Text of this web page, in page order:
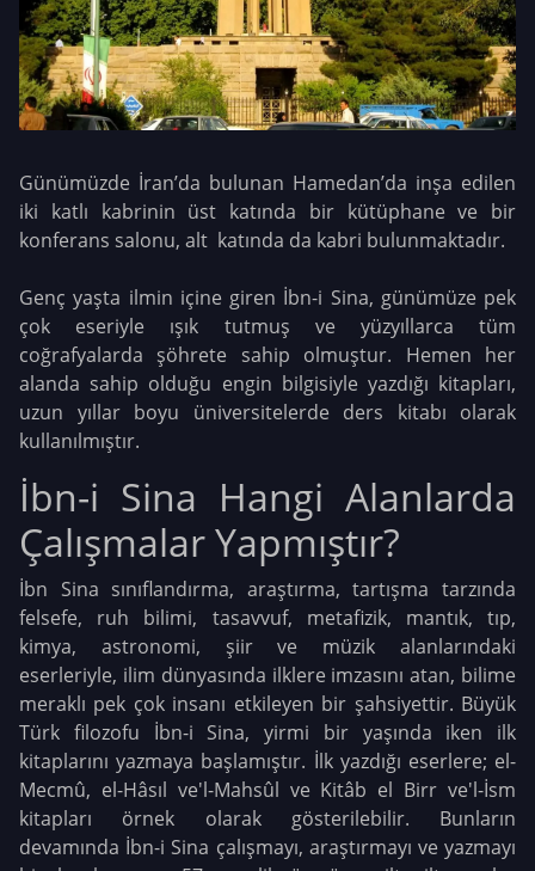
Günümüzde İran’da bulunan Hamedan’da inşa edilen
iki katlı kabrinin üst katında bir kütüphane ve bir
konferans salonu, alt katında da kabri bulunmaktadır.
Genç yaşta ilmin içine giren İbn-i Sina, günümüze pek
çok eseriyle ışık tutmuş ve yüzyıllarca tüm
coğrafyalarda şöhrete sahip olmuştur. Hemen her
alanda sahip olduğu engin bilgisiyle yazdığı kitapları,
uzun yıllar boyu üniversitelerde ders kitabı olarak
kullanılmıştır.
İbn-i Sina Hangi Alanlarda
Çalışmalar Yapmıştır?
İbn Sina sınıflandırma, araştırma, tartışma tarzında
felsefe, ruh bilimi, tasavvuf, metafizik, mantık, tıp,
kimya, astronomi, şiir ve müzik alanlarındaki
eserleriyle, ilim dünyasında ilklere imzasını atan, bilime
meraklı pek çok insanı etkileyen bir şahsiyettir. Büyük
Türk filozofu İbn-i Sina, yirmi bir yaşında iken ilk
kitaplarını yazmaya başlamıştır. İlk yazdığı eserlere; el-
Mecmû, el-Hâsıl ve'l-Mahsûl ve Kitâb el Birr ve'l-İsm
kitapları örnek olarak gösterilebilir. Bunların
devamında İbn-i Sina çalışmayı, araştırmayı ve yazmayı